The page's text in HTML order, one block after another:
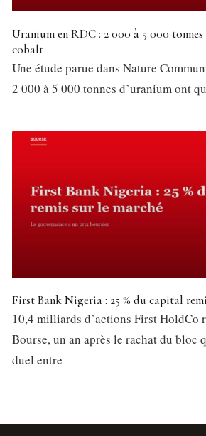
Uranium en RDC : 2 000 à 5 000 tonnes
cobalt
Une étude parue dans Nature
2 000 à 5 000 tonnes d’uranium ont
First Bank Nigeria : 25 % du capital
10,4 milliards d’actions First HoldCo
Bourse, un an après le rachat du bloc
duel entre